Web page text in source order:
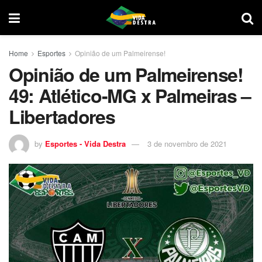
Home Esportes Opinião de um Palmeirense!
Opinião de um Palmeirense!
49: Atlético-MG x Palmeiras –
Libertadores
by Esportes - Vida Destra 3 de novembro de 2021